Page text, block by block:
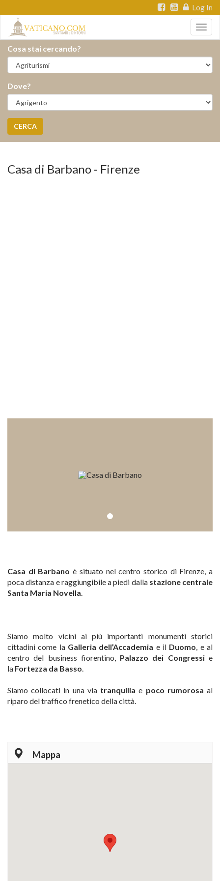
Log In
Cosa stai cercando?
Dove?
CERCA
Casa di Barbano - Firenze
Casa di Barbano è situato nel centro storico di Firenze, a
poca distanza e raggiungibile a piedi dalla stazione centrale
Santa Maria Novella.
Siamo molto vicini ai più importanti monumenti storici
cittadini come la Galleria dell’Accademia e il Duomo, e al
centro del business fiorentino, Palazzo dei Congressie
la Fortezza da Basso.
Siamo collocati in una via tranquilla e poco rumorosa al
riparo del traffico frenetico della città.
Mappa